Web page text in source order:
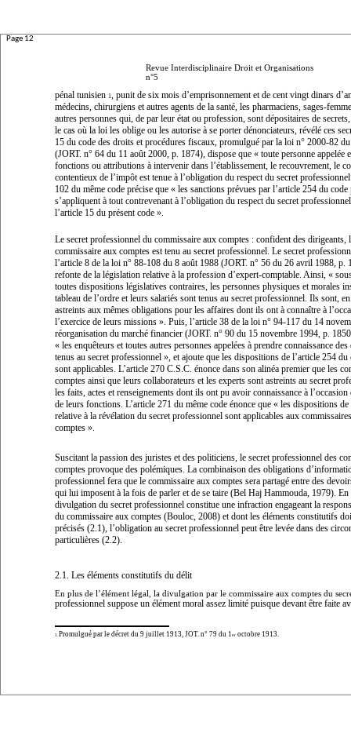
Page 12
Revue Interdisciplinaire Droit et Organisations
n°5
pénal tunisien 1, punit de six mois d’emprisonnement et de cent vingt dinars
médecins, chirurgiens et autres agents de la santé, les pharmaciens, sages-
autres personnes qui, de par leur état ou profession, sont dépositaires de
le cas où la loi les oblige ou les autorise à se porter dénonciateurs, révélé ces
15 du code des droits et procédures fiscaux, promulgué par la loi n° 2000-82
(JORT. n° 64 du 11 août 2000, p. 1874), dispose que « toute personne appelée
fonctions ou attributions à intervenir dans l’établissement, le recouvrement, le
contentieux de l’impôt est tenue à l’obligation du respect du secret professionnel
102 du même code précise que « les sanctions prévues par l’article 254 du code
s’appliquent à tout contrevenant à l’obligation du respect du secret
l’article 15 du présent code ».
Le secret professionnel du commissaire aux comptes : confident des dirigeants,
commissaire aux comptes est tenu au secret professionnel. Le secret
l’article 8 de la loi n° 88-108 du 8 août 1988 (JORT. n° 56 du 26 avril 1988, p.
refonte de la législation relative à la profession d’expert-comptable. Ainsi, «
toutes dispositions législatives contraires, les personnes physiques et morales
tableau de l’ordre et leurs salariés sont tenus au secret professionnel. Ils sont,
astreints aux mêmes obligations pour les affaires dont ils ont à connaître à
l’exercice de leurs missions ». Puis, l’article 38 de la loi n° 94-117 du 14
réorganisation du marché financier (JORT. n° 90 du 15 novembre 1994, p.
« les enquêteurs et toutes autres personnes appelées à prendre connaissance
tenus au secret professionnel », et ajoute que les dispositions de l’article 254 du
sont applicables. L’article 270 C.S.C. énonce dans son alinéa premier que les
comptes ainsi que leurs collaborateurs et les experts sont astreints au secret
les faits, actes et renseignements dont ils ont pu avoir connaissance à l’occasion
de leurs fonctions. L’article 271 du même code énonce que « les dispositions de
relative à la révélation du secret professionnel sont applicables aux
comptes ».
Suscitant la passion des juristes et des politiciens, le secret professionnel des
comptes provoque des polémiques. La combinaison des obligations
professionnel fera que le commissaire aux comptes sera partagé entre des
qui lui imposent à la fois de parler et de se taire (Bel Haj Hammouda, 1979).
divulgation du secret professionnel constitue une infraction engageant la
du commissaire aux comptes (Bouloc, 2008) et dont les éléments constitutifs
précisés (2.1), l’obligation au secret professionnel peut être levée dans des
particulières (2.2).
2.1. Les éléments constitutifs du délit
En plus de l’élément légal, la divulgation par le commissaire aux comptes du
professionnel suppose un élément moral assez limité puisque devant être faite
1 Promulgué par le décret du 9 juillet 1913, JOT. n° 79 du 1er octobre 1913.